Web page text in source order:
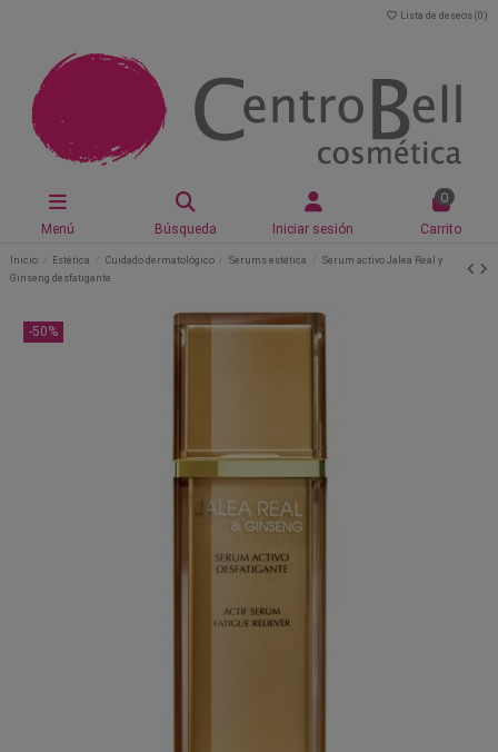
Lista de deseos (0 )
Menú Búsqueda Iniciar sesión
0
Carrito
Inicio Estética Cuidado dermatológico Serums estética
Serum activo Jalea Real y
Ginseng desfatigante
-50%